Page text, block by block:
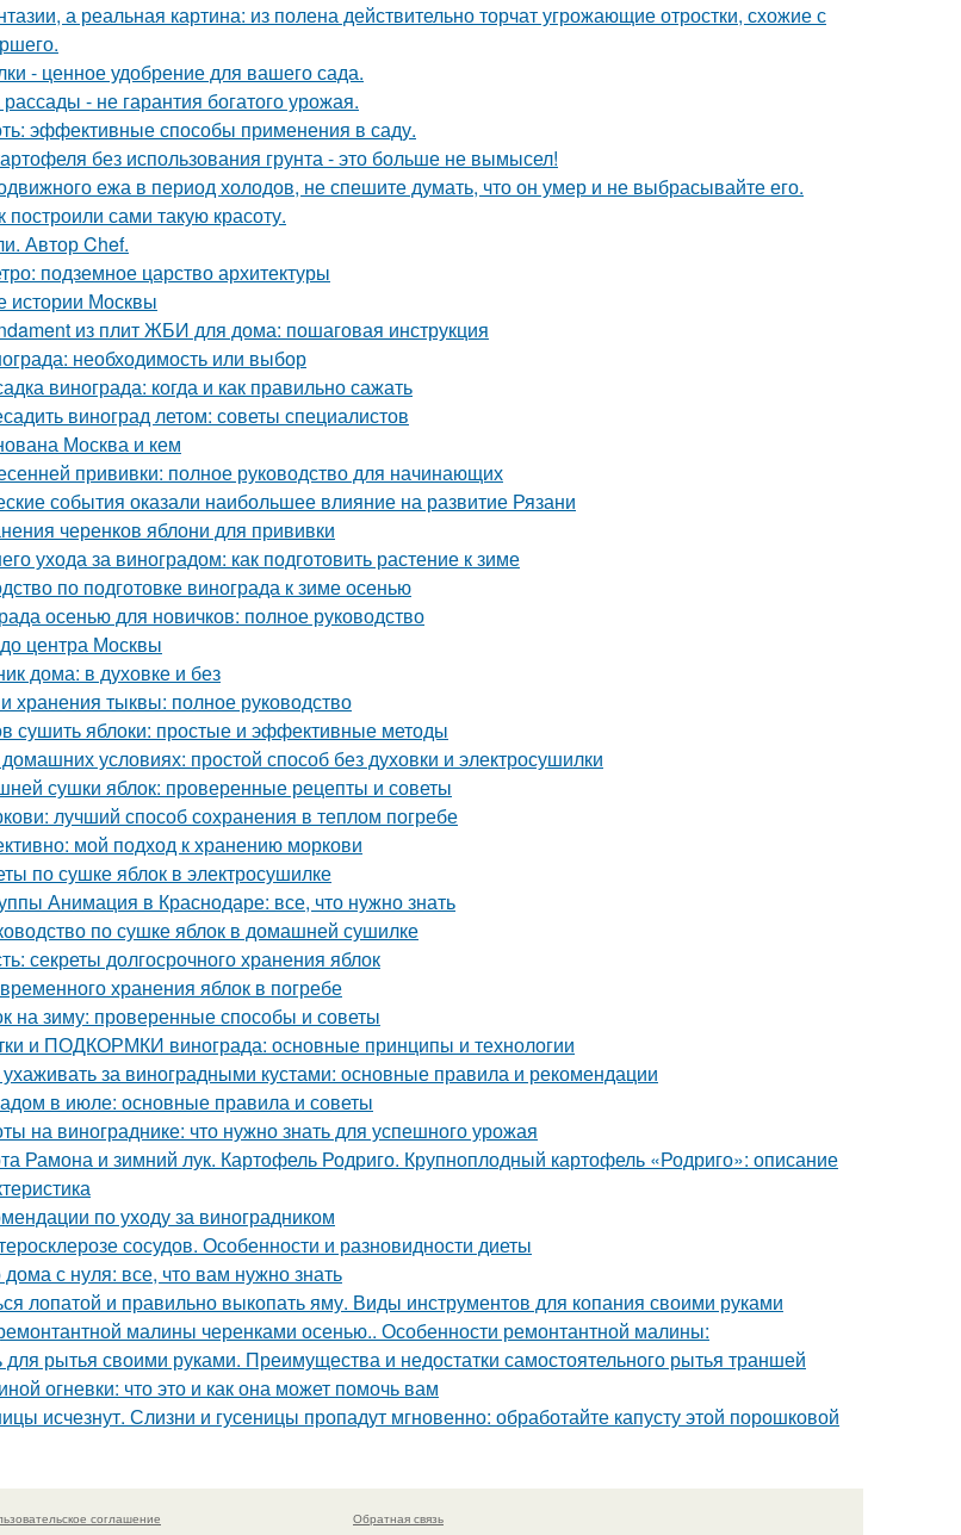
а реальная картина: из полена действительно торчат угрожающие отростки, схожие с
- ценное удобрение для вашего сада.
- не гарантия богатого урожая.
эффективные способы применения в саду.
без использования грунта - это больше не вымысел!
ежа в период холодов, не спешите думать, что он умер и не выбрасывайте его.
построили сами такую красоту.
Автор Chef.
подземное царство архитектуры
истории Москвы
из плит ЖБИ для дома: пошаговая инструкция
необходимость или выбор
винограда: когда и как правильно сажать
виноград летом: советы специалистов
Москва и кем
прививки: полное руководство для начинающих
события оказали наибольшее влияние на развитие Рязани
черенков яблони для прививки
ухода за виноградом: как подготовить растение к зиме
по подготовке винограда к зиме осенью
осенью для новичков: полное руководство
центра Москвы
дома: в духовке и без
хранения тыквы: полное руководство
сушить яблоки: простые и эффективные методы
условиях: простой способ без духовки и электросушилки
сушки яблок: проверенные рецепты и советы
лучший способ сохранения в теплом погребе
мой подход к хранению моркови
по сушке яблок в электросушилке
Анимация в Краснодаре: все, что нужно знать
по сушке яблок в домашней сушилке
секреты долгосрочного хранения яблок
хранения яблок в погребе
на зиму: проверенные способы и советы
и ПОДКОРМКИ винограда: основные принципы и технологии
за виноградными кустами: основные правила и рекомендации
в июле: основные правила и советы
на винограднике: что нужно знать для успешного урожая
Рамона и зимний лук. Картофель Родриго. Крупноплодный картофель «Родриго»: описание
по уходу за виноградником
сосудов. Особенности и разновидности диеты
с нуля: все, что вам нужно знать
лопатой и правильно выкопать яму. Виды инструментов для копания своими руками
малины черенками осенью.. Особенности ремонтантной малины:
рытья своими руками. Преимущества и недостатки самостоятельного рытья траншей
огневки: что это и как она может помочь вам
исчезнут. Слизни и гусеницы пропадут мгновенно: обработайте капусту этой порошковой
соглашение Обратная связь